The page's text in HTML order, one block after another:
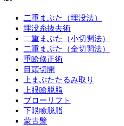
二重まぶた（埋没法）
埋没糸抜去術
二重まぶた（小切開法）
二重まぶた（全切開法）
重瞼修正術
目頭切開
上まぶたたるみ取り
上眼瞼脱脂
ブローリフト
下眼瞼脱脂
蒙古襞